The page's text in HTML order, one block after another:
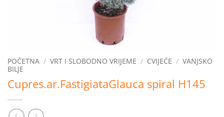
POČETNA / VRT I SLOBODNO VRIJEME / CVIJEĆE / VANJSKO
BILJE
Cupres.ar.FastigiataGlauca spiral H145